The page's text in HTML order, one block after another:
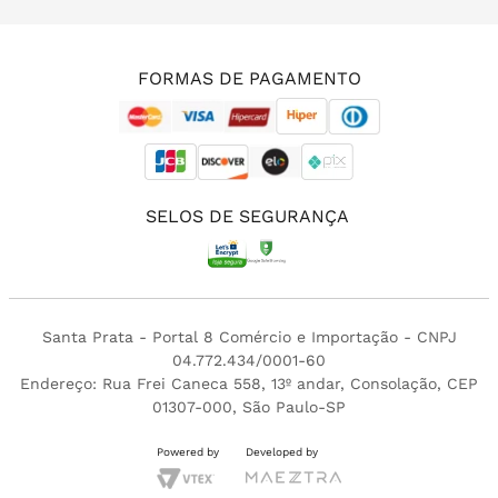
FORMAS DE PAGAMENTO
SELOS DE SEGURANÇA
Santa Prata - Portal 8 Comércio e Importação - CNPJ
04.772.434/0001-60
Endereço: Rua Frei Caneca 558, 13º andar, Consolação, CEP
01307-000, São Paulo-SP
Powered by Developed by